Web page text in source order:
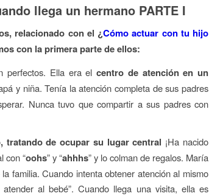
llega un hermano PARTE I
relacionado con el ¿Cómo actuar con tu hijo
con la primera parte de ellos:
perfectos. Ella era el centro de atención en un
y niña. Tenía la atención completa de sus padres
Nunca tuvo que compartir a sus padres con
de ocupar su lugar central ¡Ha nacido
con “oohs” y “ahhhs” y lo colman de regalos. María
familia. Cuando intenta obtener atención al mismo
al bebé”. Cuando llega una visita, ella es